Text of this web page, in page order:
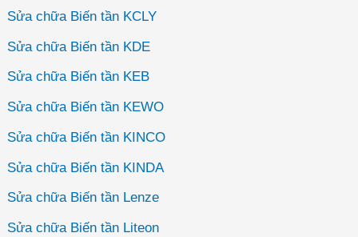
Sửa chữa Biến tần KCLY
Sửa chữa Biến tần KDE
Sửa chữa Biến tần KEB
Sửa chữa Biến tần KEWO
Sửa chữa Biến tần KINCO
Sửa chữa Biến tần KINDA
Sửa chữa Biến tần Lenze
Sửa chữa Biến tần Liteon